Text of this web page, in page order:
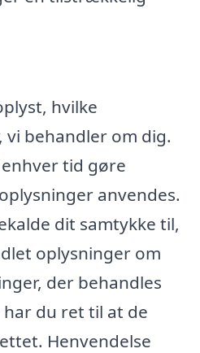
hvilke
behandler om dig.
tid gøre
anvendes.
dit samtykke til,
oplysninger om
der behandles
du ret til at de
Henvendelse